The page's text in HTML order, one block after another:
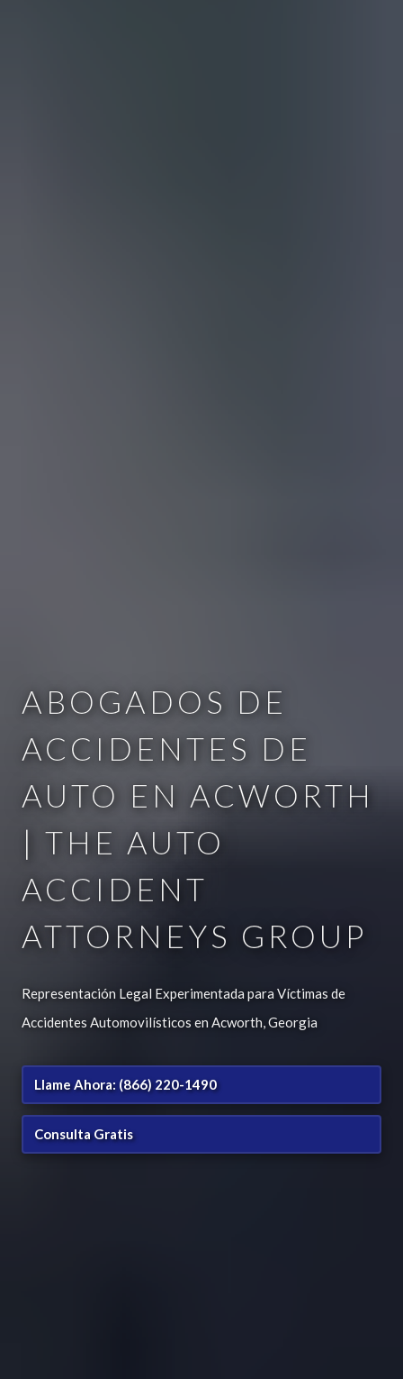
ABOGADOS DE
ACCIDENTES DE
AUTO EN ACWORTH
| THE AUTO
ACCIDENT
ATTORNEYS GROUP
Representación Legal Experimentada para Víctimas de
Accidentes Automovilísticos en Acworth, Georgia
Llame Ahora: (866) 220-1490
Consulta Gratis